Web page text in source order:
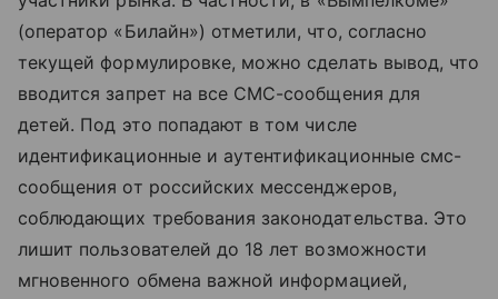
(оператор «Билайн») отметили, что, согласно
текущей формулировке, можно сделать вывод, что
вводится запрет на все СМС-сообщения для
детей. Под это попадают в том числе
идентификационные и аутентификационные смс-
сообщения от российских мессенджеров,
соблюдающих требования законодательства. Это
лишит пользователей до 18 лет возможности
мгновенного обмена важной информацией,